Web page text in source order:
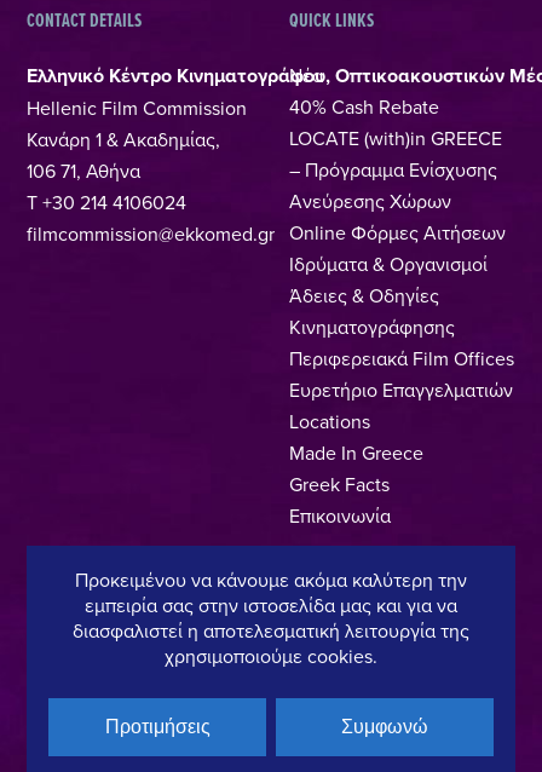
CONTACT DETAILS
Ελληνικό Κέντρο Κινηματογράφου, Οπτικοακουστικών
Hellenic Film Commission
Κανάρη 1 & Ακαδημίας,
106 71, Αθήνα
T +30 214 4106024
filmcommission@ekkomed.gr
QUICK LINKS
Νέα
40% Cash Rebate
LOCATE (with)in GREECE
– Πρόγραμμα Ενίσχυσης
Ανεύρεσης Χώρων
Online Φόρμες Αιτήσεων
Ιδρύματα & Οργανισμοί
Άδειες & Οδηγίες
Κινηματογράφησης
Περιφερειακά Film Offices
Ευρετήριο Επαγγελματιών
Locations
Made In Greece
Greek Facts
Επικοινωνία
Πολιτική Απορρήτου Όροι Χρήσης Πολιτική Cookies
Copyright © 2025, Hellenic Film & Audiovisual Center
Προκειμένου να κάνουμε ακόμα καλύτερη την
εμπειρία σας στην ιστοσελίδα μας και για να
διασφαλιστεί η αποτελεσματική λειτουργία της
χρησιμοποιούμε cookies.
Προτιμήσεις Συμφωνώ